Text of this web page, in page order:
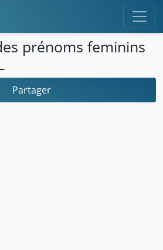
prénoms feminins
Partager